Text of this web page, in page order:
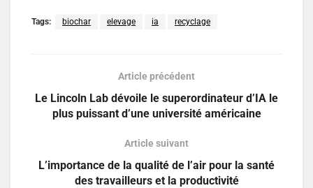
Tags: biochar elevage ia recyclage
Article précédent
Le Lincoln Lab dévoile le superordinateur d’IA le
plus puissant d’une université américaine
Article suivant
L’importance de la qualité de l’air pour la santé
des travailleurs et la productivité